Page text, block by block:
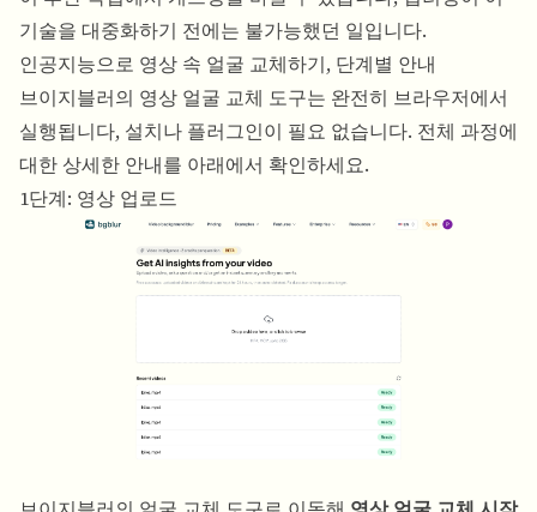
기술을 대중화하기 전에는 불가능했던 일입니다.
인공지능으로 영상 속 얼굴 교체하기, 단계별 안내
브이지블러의 영상 얼굴 교체 도구는 완전히 브라우저에서
실행됩니다, 설치나 플러그인이 필요 없습니다. 전체 과정에
대한 상세한 안내를 아래에서 확인하세요.
1단계: 영상 업로드